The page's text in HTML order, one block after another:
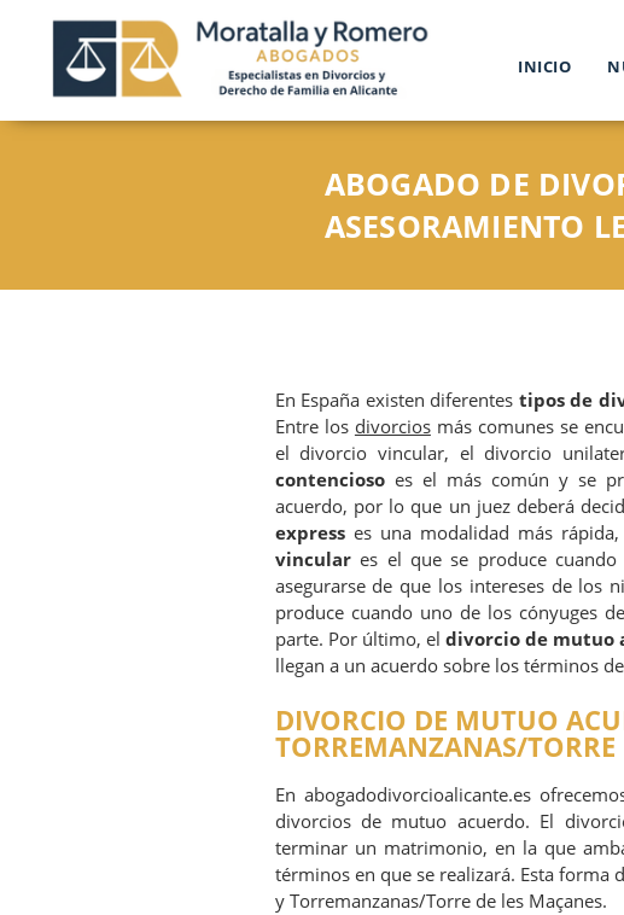
INICIO
ABOGADO DE
ASESORAMIENTO
En España existen diferentes tipos de
Entre los divorciosmás comunes se
el divorcio vincular, el divorcio
contenciosoes el más común y se
acuerdo, por lo que un juez deberá
expresses una modalidad más
vinculares el que se produce cuando
asegurarse de que los intereses de los
produce cuando uno de los cónyuges
parte. Por último, el divorcio de mutuo
llegan a un acuerdo sobre los términos
DIVORCIO DE MUTUO
TORREMANZANAS/TORRE
En abogadodivorcioalicante.es
divorcios de mutuo acuerdo. El
terminar un matrimonio, en la que
términos en que se realizará. Esta forma
y Torremanzanas/Torre de les Maçanes.